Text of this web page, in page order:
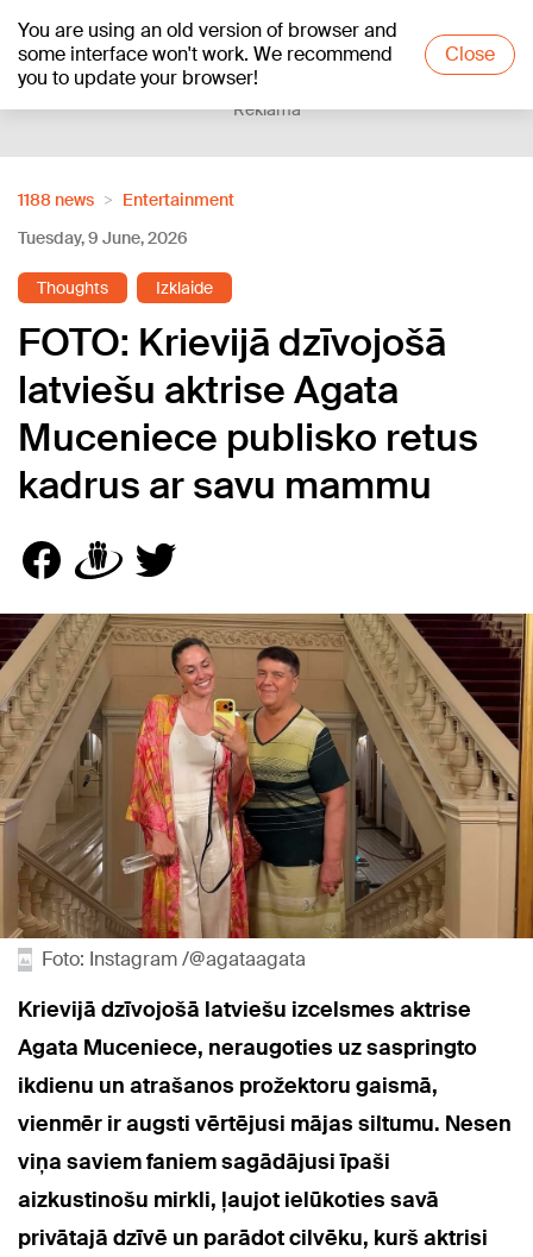
You are using an old version of browser and
some interface won't work. We recommend
you to update your browser!
Close
+20°C
Reklāma
1188 news
Entertainment
Tuesday, 9 June, 2026
Thoughts Izklaide
FOTO: Krievijā dzīvojošā
latviešu aktrise Agata
Muceniece publisko retus
kadrus ar savu mammu
Foto: Instagram /@agataagata
Krievijā dzīvojošā latviešu izcelsmes aktrise
Agata Muceniece, neraugoties uz saspringto
ikdienu un atrašanos prožektoru gaismā,
vienmēr ir augsti vērtējusi mājas siltumu. Nesen
viņa saviem faniem sagādājusi īpaši
aizkustinošu mirkli, ļaujot ielūkoties savā
privātajā dzīvē un parādot cilvēku, kurš aktrisi